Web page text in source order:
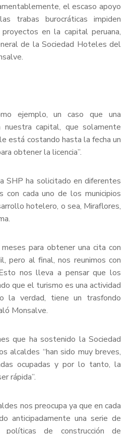
el escaso apoyo
trabas burocráticas impiden
en la capital peruana,
de la Sociedad Hoteles del
ejemplo, un caso que una
capital, que solamente
está costando hasta la fecha un
obtener la licencia”.
SHP ha solicitado en diferentes
con cada uno de los municipios
hotelero, o sea, Miraflores,
para obtener una cita con
pero al final, nos reunimos con
nos lleva a pensar que los
que el turismo es una actividad
la verdad, tiene un trasfondo
Monsalve.
que ha sostenido la Sociedad
alcaldes “han sido muy breves,
ocupadas y por lo tanto, la
rápida”.
nos preocupa ya que en cada
anticipadamente una serie de
políticas de construcción de